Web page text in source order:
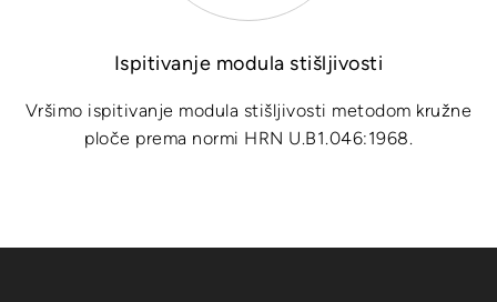
Ispitivanje modula stišljivosti
Vršimo ispitivanje modula stišljivosti metodom kružne
ploče prema normi HRN U.B1.046:1968.